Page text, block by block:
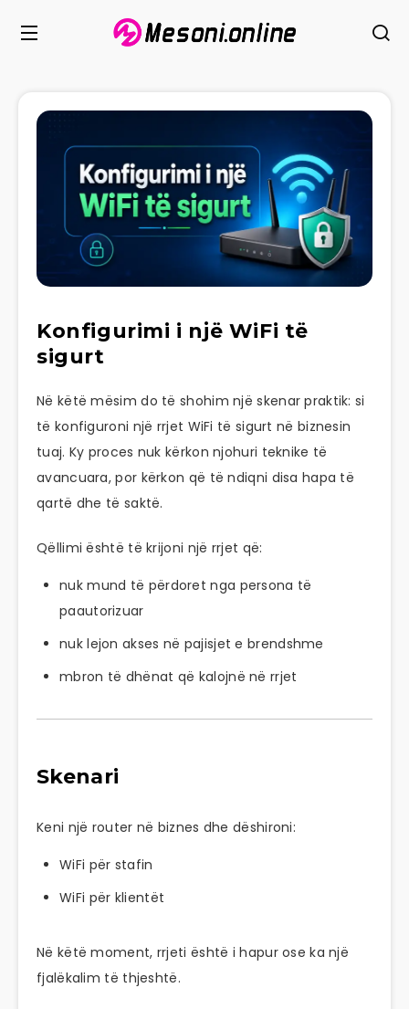
Konfigurimi i një WiFi të
sigurt
Në këtë mësim do të shohim një skenar praktik: si
të konfiguroni një rrjet WiFi të sigurt në biznesin
tuaj. Ky proces nuk kërkon njohuri teknike të
avancuara, por kërkon që të ndiqni disa hapa të
qartë dhe të saktë.
Qëllimi është të krijoni një rrjet që:
nuk mund të përdoret nga persona të
paautorizuar
nuk lejon akses në pajisjet e brendshme
mbron të dhënat që kalojnë në rrjet
Skenari
Keni një router në biznes dhe dëshironi:
WiFi për stafin
WiFi për klientët
Në këtë moment, rrjeti është i hapur ose ka një
fjalëkalim të thjeshtë.